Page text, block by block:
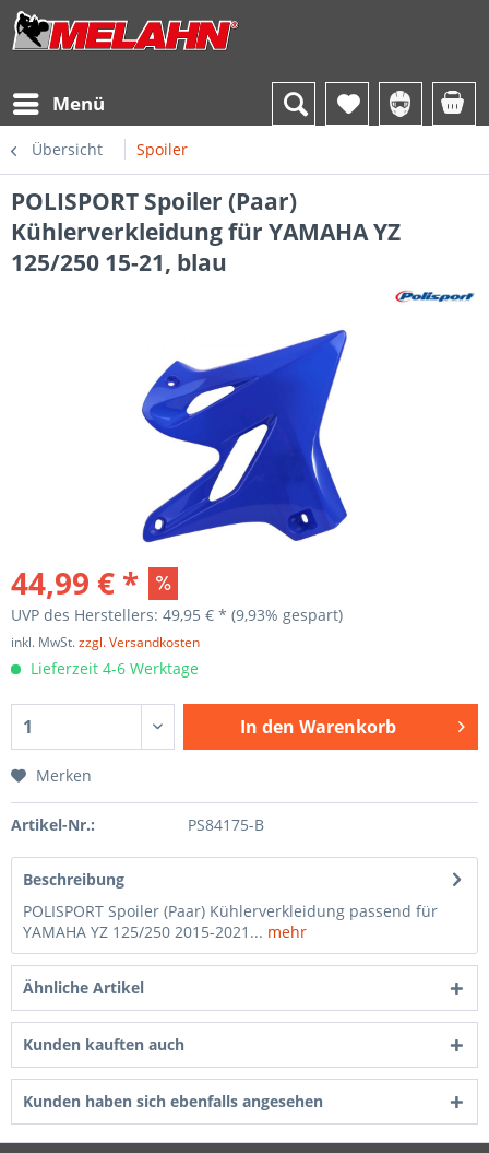
Menü
Übersicht Spoiler
POLISPORT Spoiler (Paar)
Kühlerverkleidung für YAMAHA YZ
125/250 15-21, blau
44,99 € *
UVP des Herstellers: 49,95 € * (9,93% gespart)
inkl. MwSt.zzgl. Versandkosten
Lieferzeit 4-6 Werktage
In den Warenkorb
Merken
Artikel-Nr.: PS84175-B
Beschreibung
POLISPORT Spoiler (Paar) Kühlerverkleidung passend für
YAMAHA YZ 125/250 2015-2021... mehr
Ähnliche Artikel
Kunden kauften auch
Kunden haben sich ebenfalls angesehen